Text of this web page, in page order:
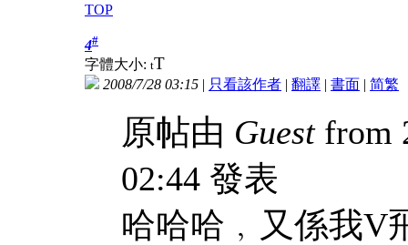
TOP
4#
字體大小: tT
2008/7/28 03:15 | 只看該作者 | 翻譯 | 書面 | 简繁
原帖由 Guestfrom
02:44 發表
哈哈哈﹐又係我V